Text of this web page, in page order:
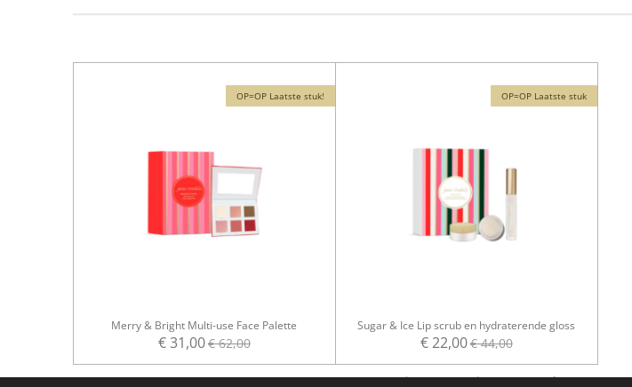
OP=OP Laatste stuk!
Merry & Bright Multi-use Face Palette
€ 31,00€ 62,00
OP=OP Laatste stuk
Sugar & Ice Lip scrub en hydraterende gloss
€ 22,00€ 44,00
© Gemaakt Door Hermes Van SteenbruggeVerantwoordelijke binnen de EU; | Naam: Biorius | Adres: Avenue Léonard de Vinci